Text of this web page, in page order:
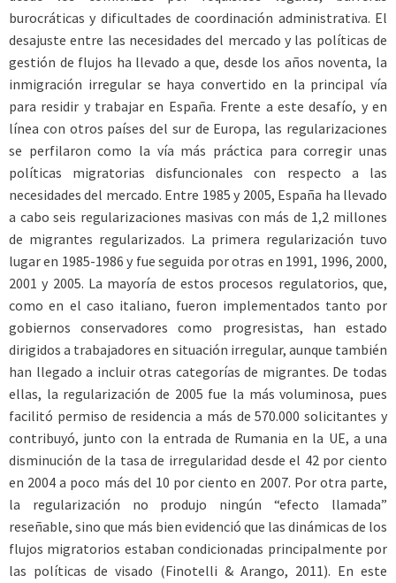
burocráticas y dificultades de coordinación administrativa. El
desajuste entre las necesidades del mercado y las políticas de
gestión de flujos ha llevado a que, desde los años noventa, la
inmigración irregular se haya convertido en la principal vía
para residir y trabajar en España. Frente a este desafío, y en
línea con otros países del sur de Europa, las regularizaciones
se perfilaron como la vía más práctica para corregir unas
políticas migratorias disfuncionales con respecto a las
necesidades del mercado. Entre 1985 y 2005, España ha llevado
a cabo seis regularizaciones masivas con más de 1,2 millones
de migrantes regularizados. La primera regularización tuvo
lugar en 1985-1986 y fue seguida por otras en 1991, 1996, 2000,
2001 y 2005. La mayoría de estos procesos regulatorios, que,
como en el caso italiano, fueron implementados tanto por
gobiernos conservadores como progresistas, han estado
dirigidos a trabajadores en situación irregular, aunque también
han llegado a incluir otras categorías de migrantes. De todas
ellas, la regularización de 2005 fue la más voluminosa, pues
facilitó permiso de residencia a más de 570.000 solicitantes y
contribuyó, junto con la entrada de Rumania en la UE, a una
disminución de la tasa de irregularidad desde el 42 por ciento
en 2004 a poco más del 10 por ciento en 2007. Por otra parte,
la regularización no produjo ningún “efecto llamada”
reseñable, sino que más bien evidenció que las dinámicas de los
flujos migratorios estaban condicionadas principalmente por
las políticas de visado (Finotelli & Arango, 2011). En este